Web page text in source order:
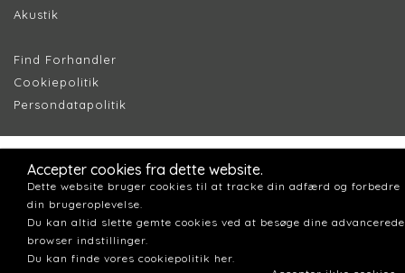
Akustik
Find Forhandler
Cookiepolitik
Persondatapolitik
Accepter cookies fra dette website.
Dette website bruger cookies til at tracke din adfærd og forbedre
din brugeroplevelse.
Du kan altid slette gemte cookies ved at besøge dine advancerede
browser indstillinger.
Du kan finde vores cookiepolitik her.